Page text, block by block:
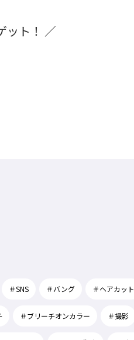
ット！ ／
＃SNS ＃バング ＃ヘアカット
＃ブリーチオンカラー ＃撮影